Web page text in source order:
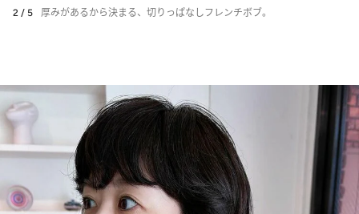
2 / 5 厚みがあるから決まる、切りっぱなしフレンチボブ。